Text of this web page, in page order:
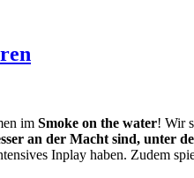
im Smoke on the water! Wir
an der Macht sind, unter
Inplay haben. Zudem